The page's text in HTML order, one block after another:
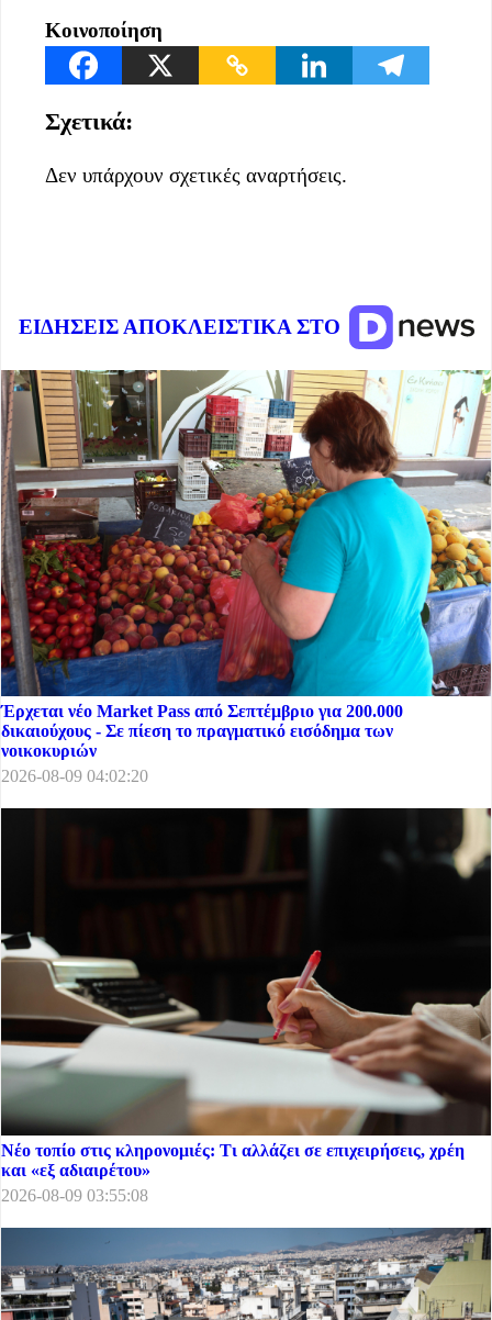
Κοινοποίηση
Σχετικά:
Δεν υπάρχουν σχετικές αναρτήσεις.
ΕΙΔΗΣΕΙΣ ΑΠΟΚΛΕΙΣΤΙΚΑ ΣΤΟ
Έρχεται νέο Market Pass από Σεπτέμβριο για 200.000
δικαιούχους - Σε πίεση το πραγματικό εισόδημα των
νοικοκυριών
2026-08-09 04:02:20
Νέο τοπίο στις κληρονομιές: Τι αλλάζει σε επιχειρήσεις, χρέη
και «εξ αδιαιρέτου»
2026-08-09 03:55:08